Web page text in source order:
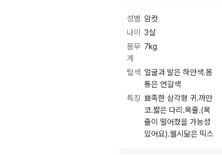
성별 암컷
나이
3살
몸무
게
7kg
털색 얼굴과 발은 하얀색.몸
통은 연갈색
특징 뾰족한 삼각형 귀.까만
코.짧은 다리.목줄.(목
줄이 떨어졌을 가능성
있어요).웰시닮은 믹스